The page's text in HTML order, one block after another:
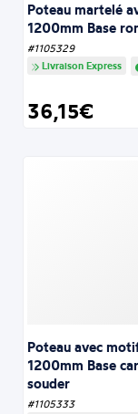
Poteau martelé
1200mm Base
#1105329
Livraison Express
36,15€
Poteau avec
1200mm Base
souder
#1105333